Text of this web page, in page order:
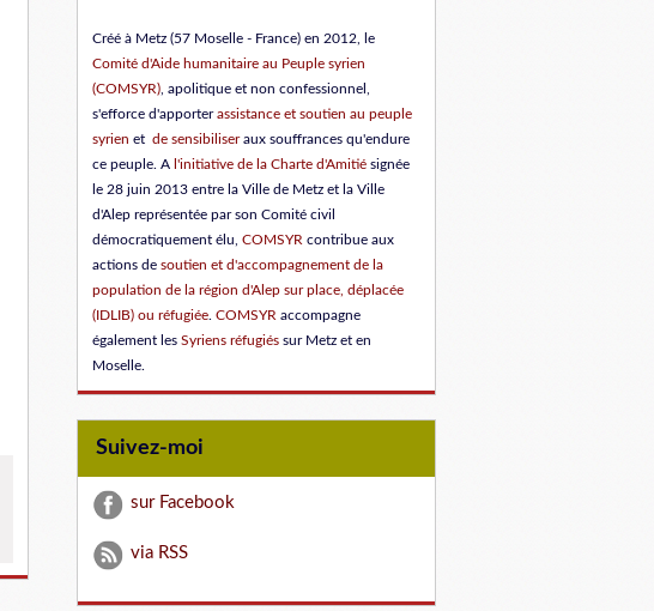
Créé à Metz (57 Moselle - France) en 2012, le
Comité d'Aide humanitaire au Peuple syrien
(COMSYR) , apolitique et non confessionnel,
s'efforce d'apporterassistance et soutien au peuple
syrien et de sensibiliseraux souffrances qu'endure
ce peuple. A l'initiative de la Charte d'Amitié signée
le 28 juin 2013 entre la Ville de Metz et la Ville
d'Alep représentée par son Comité civil
démocratiquement élu COMSYR contribue aux
actions de soutien et d'accompagnement de la
population de la région d'Alep sur place, déplacée
(IDLIB) ou réfugiée. COMSYR accompagne
également les Syriens réfugiés sur Metz et en
Moselle.
Suivez-moi
sur Facebook
via RSS